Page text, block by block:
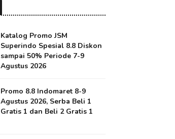
Katalog Promo JSM
Superindo Spesial 8.8 Diskon
sampai 50% Periode 7-9
Agustus 2026
Promo 8.8 Indomaret 8-9
Agustus 2026, Serba Beli 1
Gratis 1 dan Beli 2 Gratis 1